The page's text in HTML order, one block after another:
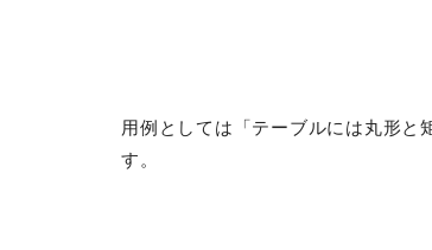
用例としては「テーブルには丸形と
す。